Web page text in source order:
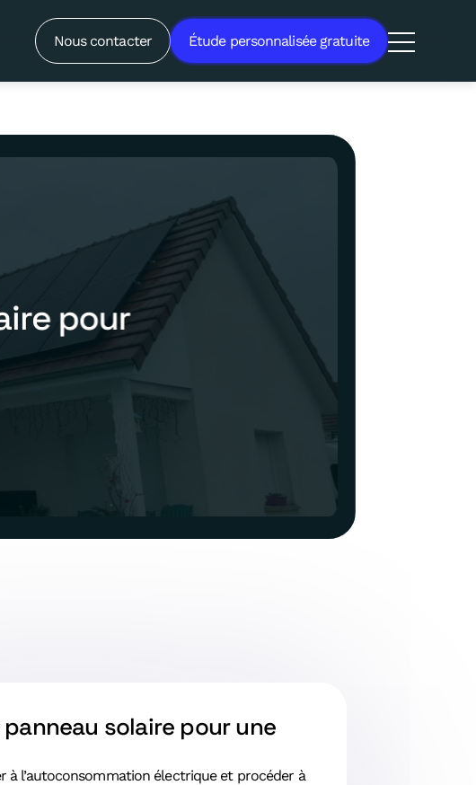
Nous contacter Étude personnalisée gratuite
pour
solaire pour une
à l’autoconsommation électrique et procéder à